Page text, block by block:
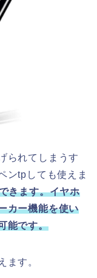
られてしまうす
ンtpしても使えま
きます。イヤホ
カー機能を使い
能です。
ます。